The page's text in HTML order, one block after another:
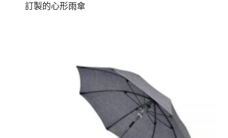
訂製的心形雨傘